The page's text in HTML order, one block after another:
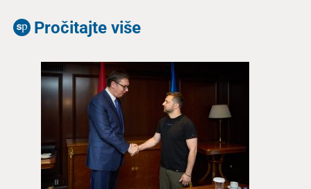
Pročitajte više